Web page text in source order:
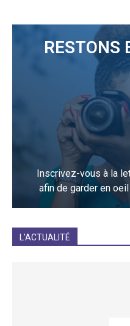
RESTONS
Inscrivez-vous à la
afin de garder en
L'ACTUALITÉ